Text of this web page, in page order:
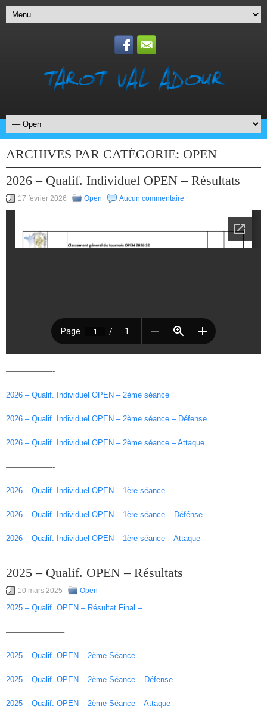
ARCHIVES PAR CATÉGORIE: OPEN
2026 – Qualif. Individuel OPEN – Résultats
17 février 2026 Open Aucun commentaire
——————-
2026 – Qualif. Individuel OPEN – 2ème séance
2026 – Qualif. Individuel OPEN – 2ème séance – Défense
2026 – Qualif. Individuel OPEN – 2ème séance – Attaque
——————-
2026 – Qualif. Individuel OPEN – 1ère séance
2026 – Qualif. Individuel OPEN – 1ère séance – Défénse
2026 – Qualif. Individuel OPEN – 1ère séance – Attaque
2025 – Qualif. OPEN – Résultats
10 mars 2025 Open
2025 – Qualif. OPEN – Résultat Final –
———————–
2025 – Qualif. OPEN – 2ème Séance
2025 – Qualif. OPEN – 2ème Séance – Défense
2025 – Qualif. OPEN – 2ème Séance – Attaque